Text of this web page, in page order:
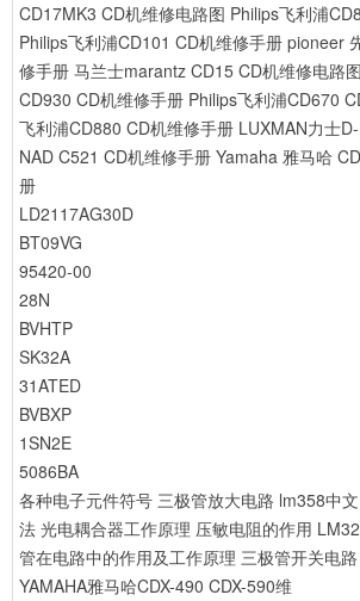
CD17MK3 CD机维修电路图 Philips飞利浦
Philips飞利浦CD101 CD机维修手册 pioneer
修手册 马兰士marantz CD15 CD机维修电路图
CD930 CD机维修手册 Philips飞利浦CD670
飞利浦CD880 CD机维修手册 LUXMAN力士
NAD C521 CD机维修手册 Yamaha 雅马哈
册
LD2117AG30D
BT09VG
95420-00
28N
BVHTP
SK32A
31ATED
BVBXP
1SN2E
5086BA
各种电子元件符号 三极管放大电路 lm358中
法 光电耦合器工作原理 压敏电阻的作用
管在电路中的作用及工作原理 三极管开关电路
YAMAHA雅马哈CDX-490 CDX-590维